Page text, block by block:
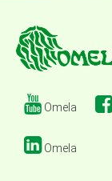
Omela
Omela